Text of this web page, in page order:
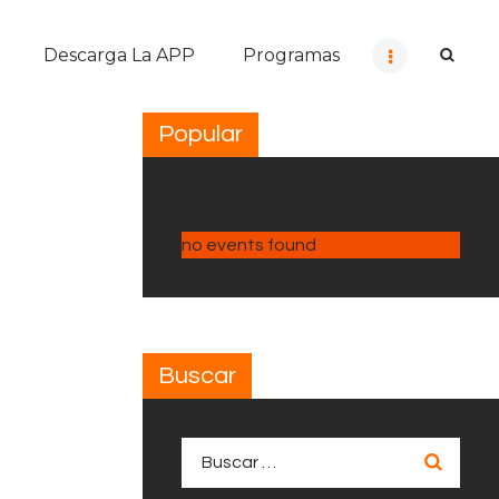
Descarga La APP Programas
Popular
no events found
Buscar